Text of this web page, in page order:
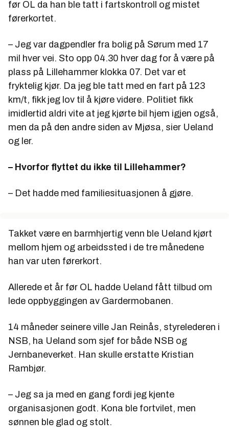
før OL da han ble tatt i fartskontroll og mistet
førerkortet.
– Jeg var dagpendler fra bolig på Sørum med 17
mil hver vei. Sto opp 04.30 hver dag for å være på
plass på Lillehammer klokka 07. Det var et
fryktelig kjør. Da jeg ble tatt med en fart på 123
km/t, fikk jeg lov til å kjøre videre. Politiet fikk
imidlertid aldri vite at jeg kjørte bil hjem igjen også,
men da på den andre siden av Mjøsa, sier Ueland
og ler.
– Hvorfor flyttet du ikke til Lillehammer?
– Det hadde med familiesituasjonen å gjøre.
Takket være en barmhjertig venn ble Ueland kjørt
mellom hjem og arbeidssted i de tre månedene
han var uten førerkort.
Allerede et år før OL hadde Ueland fått tilbud om
lede oppbyggingen av Gardermobanen.
14 måneder seinere ville Jan Reinås, styrelederen i
NSB, ha Ueland som sjef for både NSB og
Jernbaneverket. Han skulle erstatte Kristian
Rambjør.
– Jeg sa ja med en gang fordi jeg kjente
organisasjonen godt. Kona ble fortvilet, men
sønnen ble glad og stolt.